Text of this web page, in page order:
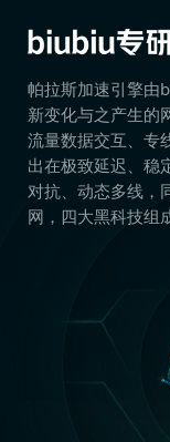
帕拉斯加速引擎由
新变化与之产生的
流量数据交互、专
出在极致延迟、稳
对抗、动态多线，
网，四大黑科技组